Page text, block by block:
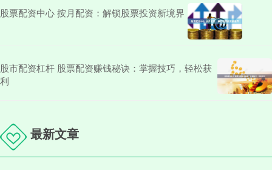
股票配资中心 按月配资：解锁股票投资新境界
股市配资杠杆 股票配资赚钱秘诀：掌握技巧，轻松获
利
最新文章